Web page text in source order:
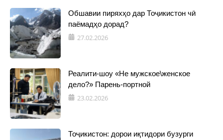
Обшавии пиряхҳо дар Тоҷикистон чӣ
паёмадҳо дорад?
27.02.2026
Реалити-шоу «Не мужское\женское
дело?» Парень-портной
23.02.2026
Тоҷикистон: дорои иқтидори бузурги